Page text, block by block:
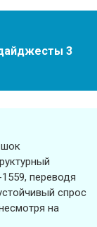
3
шок
переводя
спрос
на